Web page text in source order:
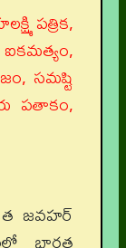
పత్రిక,
సమష్టి
పతాకం,
జవహర్